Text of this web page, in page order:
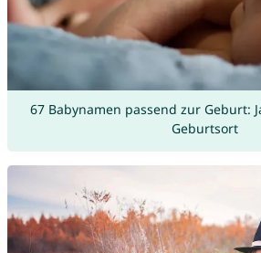
67 Babynamen passend zur Geburt:
Geburtsort